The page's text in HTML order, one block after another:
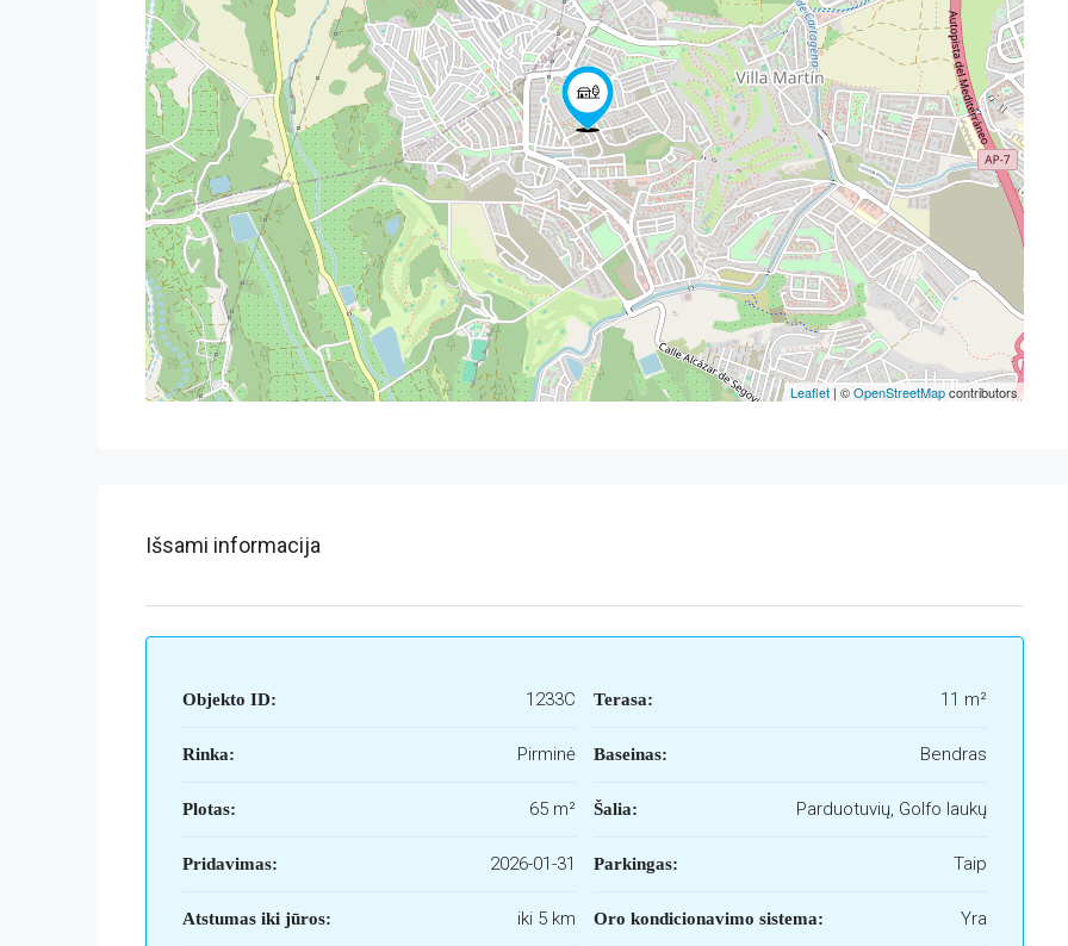
Leaflet | ©OpenStreetMapcontributors
Išsami informacija
Objekto ID: 1233C
Rinka: Pirminė
Plotas: 65 m²
Pridavimas: 2026-01-31
Atstumas iki jūros: iki 5 km
Terasa: 11 m²
Baseinas: Bendras
Šalia: Parduotuvių, Golfo laukų
Parkingas: Taip
Oro kondicionavimo sistema: Yra